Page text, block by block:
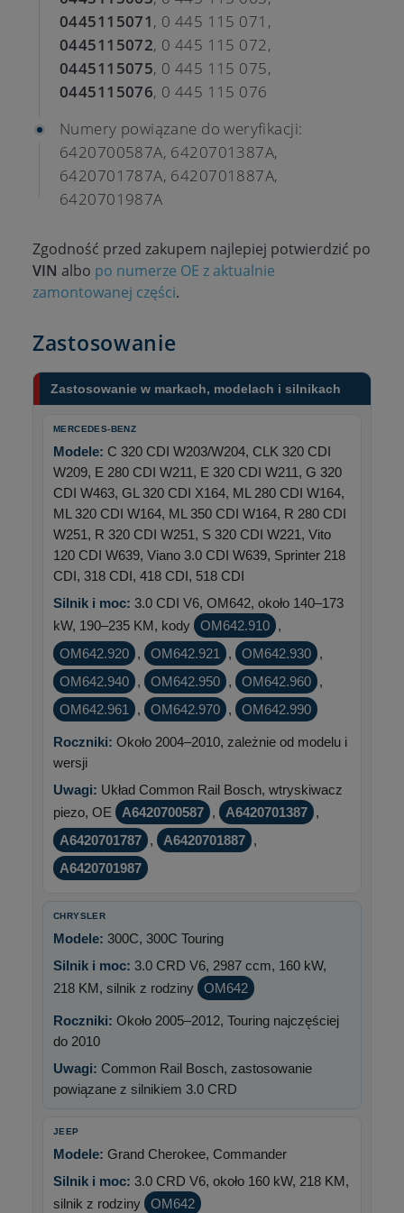
0445115071, 0 445 115 071,
0445115072, 0 445 115 072,
0445115075, 0 445 115 075,
0445115076, 0 445 115 076
Numery powiązane do weryfikacji:
6420700587A, 6420701387A,
6420701787A, 6420701887A,
6420701987A
Zgodność przed zakupem najlepiej potwierdzić po
VIN albo po numerze OE z aktualnie
zamontowanej części.
Zastosowanie
Zastosowanie w markach, modelach i silnikach
MERCEDES-BENZ
Modele: C 320 CDI W203/W204, CLK 320 CDI
W209, E 280 CDI W211, E 320 CDI W211, G 320
CDI W463, GL 320 CDI X164, ML 280 CDI W164,
ML 320 CDI W164, ML 350 CDI W164, R 280 CDI
W251, R 320 CDI W251, S 320 CDI W221, Vito
120 CDI W639, Viano 3.0 CDI W639, Sprinter 218
CDI, 318 CDI, 418 CDI, 518 CDI
Silnik i moc: 3.0 CDI V6, OM642, około 140–173
kW, 190–235 KM, kody
OM642.910 ,
OM642.920 , OM642.921 , OM642.930 ,
OM642.940 , OM642.950 , OM642.960 ,
OM642.961
, OM642.970 , OM642.990
Roczniki: Około 2004–2010, zależnie od modelu i
wersji
Uwagi: Układ Common Rail Bosch, wtryskiwacz
piezo, OE
A6420700587 , A6420701387 ,
A6420701787 , A6420701887 ,
A6420701987
CHRYSLER
Modele: 300C, 300C Touring
Silnik i moc: 3.0 CRD V6, 2987 ccm, 160 kW,
218 KM, silnik z rodziny
OM642
Roczniki: Około 2005–2012, Touring najczęściej
do 2010
Uwagi: Common Rail Bosch, zastosowanie
powiązane z silnikiem 3.0 CRD
JEEP
Modele: Grand Cherokee, Commander
Silnik i moc: 3.0 CRD V6, około 160 kW, 218 KM,
silnik z rodziny
OM642